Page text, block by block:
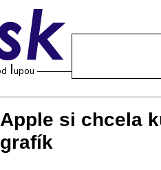
Apple si chcela
grafík